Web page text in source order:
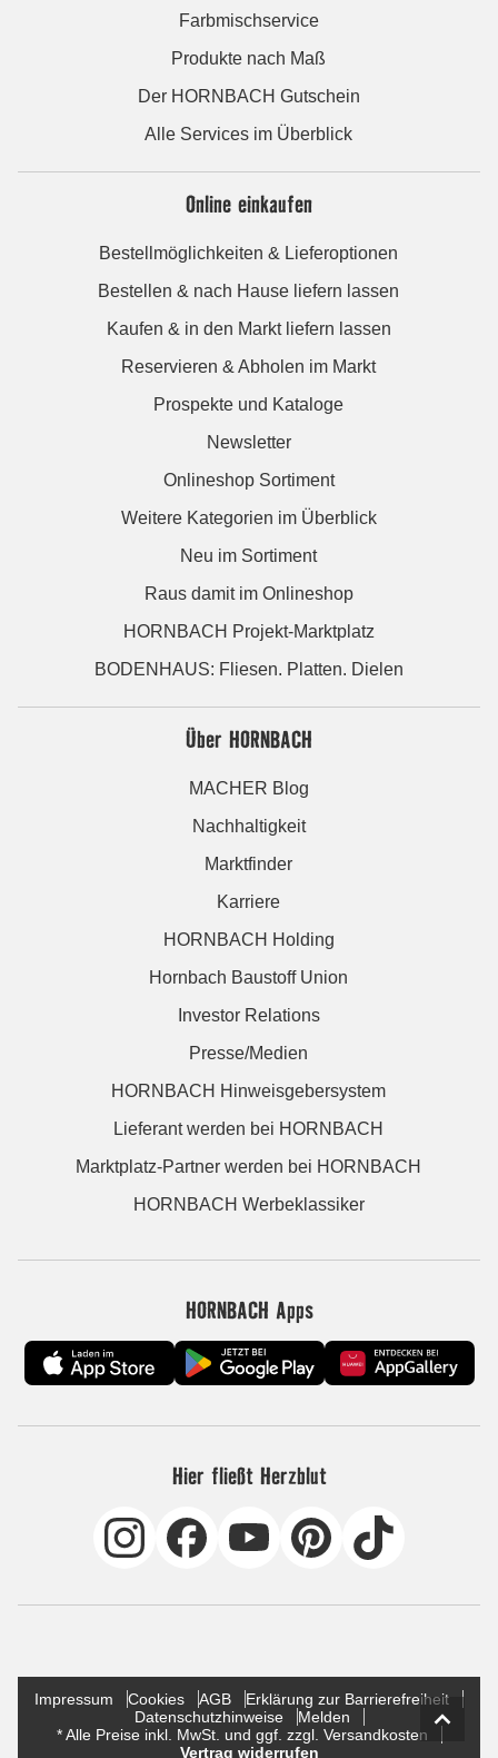
Farbmischservice
Produkte nach Maß
Der HORNBACH Gutschein
Alle Services im Überblick
Online einkaufen
Bestellmöglichkeiten & Lieferoptionen
Bestellen & nach Hause liefern lassen
Kaufen & in den Markt liefern lassen
Reservieren & Abholen im Markt
Prospekte und Kataloge
Newsletter
Onlineshop Sortiment
Weitere Kategorien im Überblick
Neu im Sortiment
Raus damit im Onlineshop
HORNBACH Projekt-Marktplatz
BODENHAUS: Fliesen. Platten. Dielen
Über HORNBACH
MACHER Blog
Nachhaltigkeit
Marktfinder
Karriere
HORNBACH Holding
Hornbach Baustoff Union
Investor Relations
Presse/Medien
HORNBACH Hinweisgebersystem
Lieferant werden bei HORNBACH
Marktplatz-Partner werden bei HORNBACH
HORNBACH Werbeklassiker
HORNBACH Apps
Hier fließt Herzblut
Impressum Cookies AGB
Erklärung zur Barrierefreiheit
Datenschutzhinweise
Melden
* Alle Preise inkl. MwSt. und ggf. zzgl. Versandkosten
Vertrag widerrufen